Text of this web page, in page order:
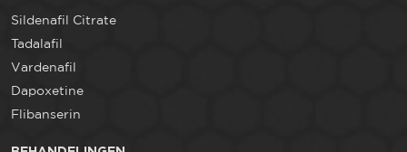
Sildenafil Citrate
Tadalafil
Vardenafil
Dapoxetine
Flibanserin